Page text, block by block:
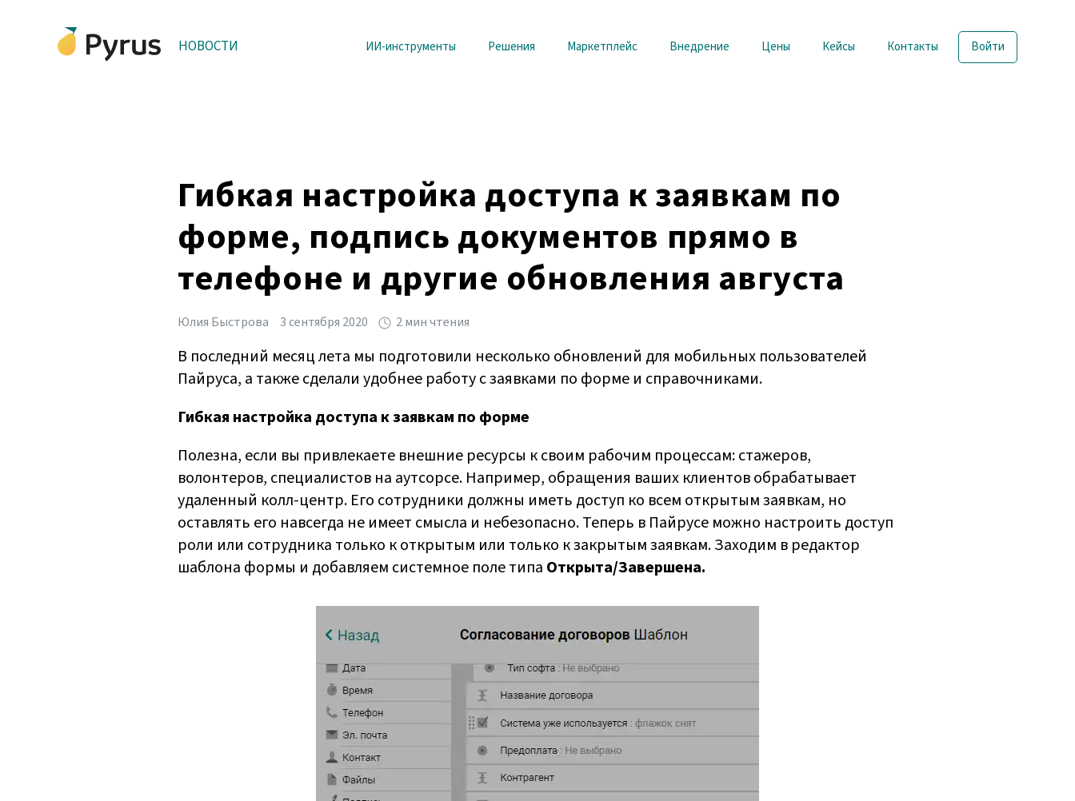
НОВОСТИ ИИ-инструменты Решения Маркетплейс Внедрение Цены Кейсы Контакты Войти
Гибкая настройка доступа к заявкам по
форме, подпись документов прямо в
телефоне и другие обновления августа
Юлия Быстрова 3 сентября 2020 2 мин чтения
В последний месяц лета мы подготовили несколько обновлений для мобильных пользователей
Пайруса, а также сделали удобнее работу с заявками по форме и справочниками.
Гибкая настройка доступа к заявкам по форме
Полезна, если вы привлекаете внешние ресурсы к своим рабочим процессам: стажеров,
волонтеров, специалистов на аутсорсе. Например, обращения ваших клиентов обрабатывает
удаленный колл-центр. Его сотрудники должны иметь доступ ко всем открытым заявкам, но
оставлять его навсегда не имеет смысла и небезопасно. Теперь в Пайрусе можно настроить доступ
роли или сотрудника только к открытым или только к закрытым заявкам. Заходим в редактор
шаблона формы и добавляем системное поле типа Открыта/Завершена.